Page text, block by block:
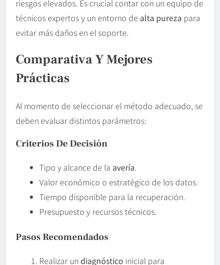
riesgos elevados. Es crucial contar con un equipo de
técnicos expertos y un entorno de alta pureza para
evitar más daños en el soporte.
Comparativa Y Mejores
Prácticas
Al momento de seleccionar el método adecuado, se
deben evaluar distintos parámetros:
Criterios De Decisión
Tipo y alcance de la avería.
Valor económico o estratégico de los datos.
Tiempo disponible para la recuperación.
Presupuesto y recursos técnicos.
Pasos Recomendados
Realizar un diagnóstico inicial para